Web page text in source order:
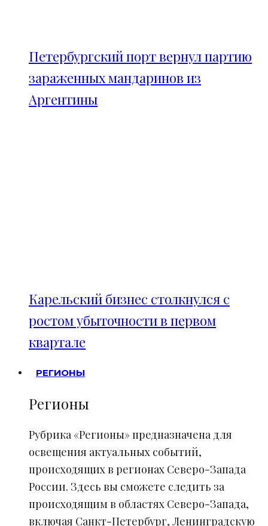
Петербургский порт вернул партию
зараженных мандаринов из
Аргентины
Карельский бизнес столкнулся с
ростом убыточности в первом
квартале
РЕГИОНЫ
Регионы
Рубрика «Регионы» предназначена для
освещения актуальных событий,
происходящих в регионах Северо-Запада
России. Здесь вы сможете следить за
происходящим в областях Северо-Запада,
включая Санкт-Петербург, Ленинградскую